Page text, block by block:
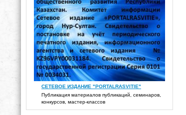
СЕТЕВОЕ ИЗДАНИЕ "PORTALRASVITIE"
Публикация материалов публикаций, семинаров,
конкурсов, мастер-классов